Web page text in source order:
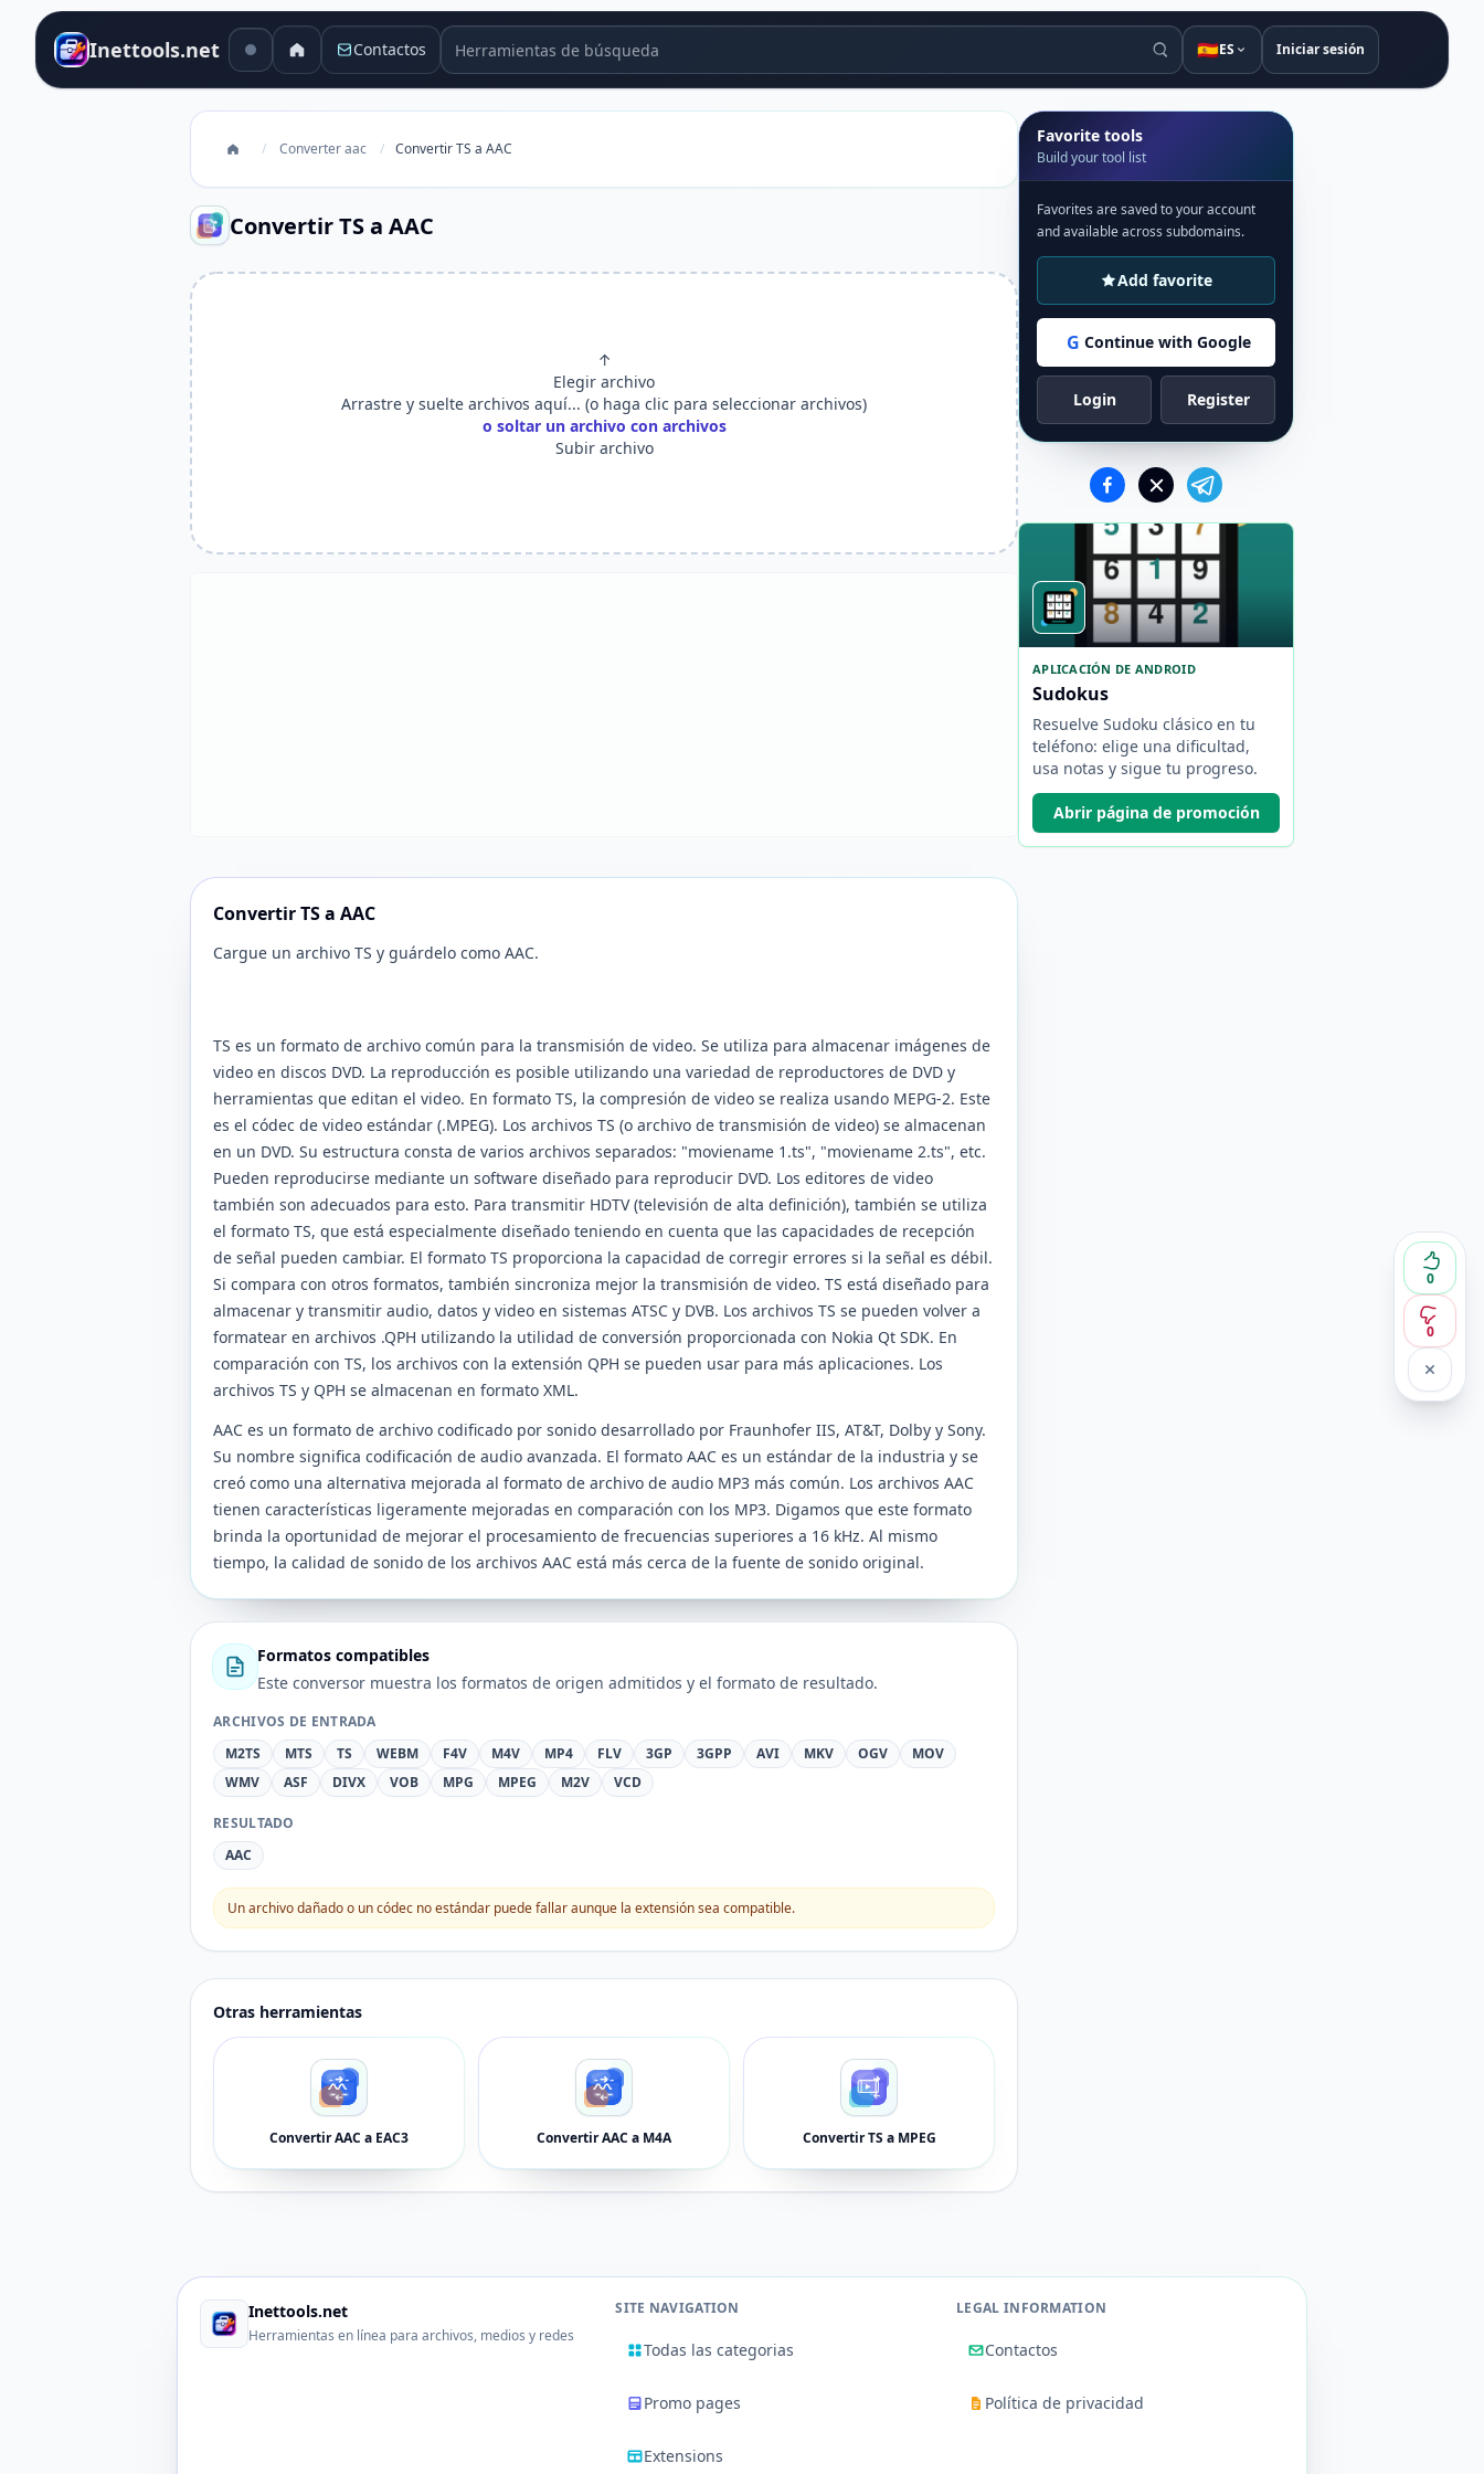
Inettools.net Contactos Herramientas de búsqueda 🇪🇸ES Iniciar sesión
/ Converter aac / Convertir TS a AAC
Convertir TS a AAC
0
0
↑
Elegir archivo
Arrastre y suelte archivos aquí... (o haga clic para seleccionar archivos)
o soltar un archivo con archivos
Subir archivo
Convertir TS a AAC
Cargue un archivo TS y guárdelo como AAC.
TS es un formato de archivo común para la transmisión de video. Se utiliza para almacenar imágenes de
video en discos DVD. La reproducción es posible utilizando una variedad de reproductores de DVD y
herramientas que editan el video. En formato TS, la compresión de video se realiza usando MEPG-2. Este
es el códec de video estándar (.MPEG). Los archivos TS (o archivo de transmisión de video) se almacenan
en un DVD. Su estructura consta de varios archivos separados: "moviename 1.ts", "moviename 2.ts", etc.
Pueden reproducirse mediante un software diseñado para reproducir DVD. Los editores de video
también son adecuados para esto. Para transmitir HDTV (televisión de alta definición), también se utiliza
el formato TS, que está especialmente diseñado teniendo en cuenta que las capacidades de recepción
de señal pueden cambiar. El formato TS proporciona la capacidad de corregir errores si la señal es débil.
Si compara con otros formatos, también sincroniza mejor la transmisión de video. TS está diseñado para
almacenar y transmitir audio, datos y video en sistemas ATSC y DVB. Los archivos TS se pueden volver a
formatear en archivos .QPH utilizando la utilidad de conversión proporcionada con Nokia Qt SDK. En
comparación con TS, los archivos con la extensión QPH se pueden usar para más aplicaciones. Los
archivos TS y QPH se almacenan en formato XML.
AAC es un formato de archivo codificado por sonido desarrollado por Fraunhofer IIS, AT&T, Dolby y Sony.
Su nombre significa codificación de audio avanzada. El formato AAC es un estándar de la industria y se
creó como una alternativa mejorada al formato de archivo de audio MP3 más común. Los archivos AAC
tienen características ligeramente mejoradas en comparación con los MP3. Digamos que este formato
brinda la oportunidad de mejorar el procesamiento de frecuencias superiores a 16 kHz. Al mismo
tiempo, la calidad de sonido de los archivos AAC está más cerca de la fuente de sonido original.
Formatos compatibles
Este conversor muestra los formatos de origen admitidos y el formato de resultado.
ARCHIVOS DE ENTRADA
M2TS
MTS TS WEBM F4V M4V MP4 FLV 3GP 3GPP AVI MKV OGV
MOV
WMV
ASF DIVX VOB MPG MPEG M2V VCD
RESULTADO
AAC
Un archivo dañado o un códec no estándar puede fallar aunque la extensión sea compatible.
Otras herramientas
Convertir AAC a EAC3 Convertir AAC a M4A Convertir TS a MPEG
Favorite tools
Build your tool list
Favorites are saved to your account
and available across subdomains.
Add favorite
G Continue with Google
Login Register
APLICACIÓN DE ANDROID
Sudokus
Resuelve Sudoku clásico en tu
teléfono: elige una dificultad,
usa notas y sigue tu progreso.
Abrir página de promoción
Inettools.net
Herramientas en línea para archivos, medios y redes
SITE NAVIGATION
Todas las categorias
Promo pages
Extensions
LEGAL INFORMATION
Contactos
Política de privacidad